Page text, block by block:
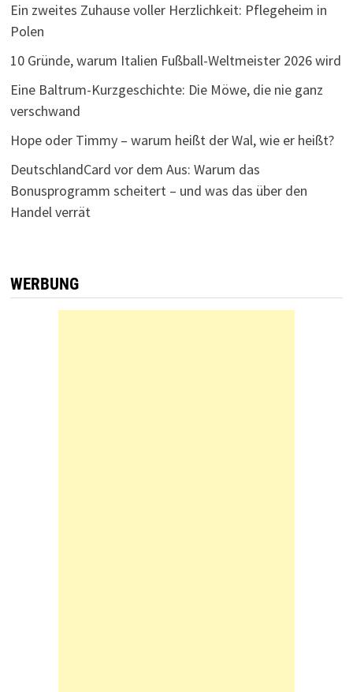
Ein zweites Zuhause voller Herzlichkeit: Pflegeheim in
Polen
10 Gründe, warum Italien Fußball-Weltmeister 2026 wird
Eine Baltrum-Kurzgeschichte: Die Möwe, die nie ganz
verschwand
Hope oder Timmy – warum heißt der Wal, wie er heißt?
DeutschlandCard vor dem Aus: Warum das
Bonusprogramm scheitert – und was das über den
Handel verrät
WERBUNG